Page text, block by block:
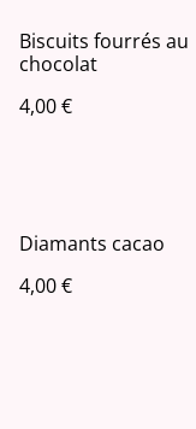
Biscuits fourrés au
chocolat
4,00 €
Diamants cacao
4,00 €